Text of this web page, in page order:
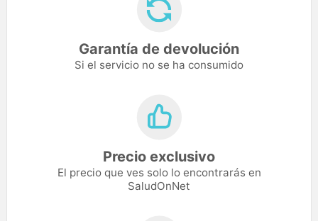
Garantía de devolución
Si el servicio no se ha consumido
Precio exclusivo
El precio que ves solo lo encontrarás en
SaludOnNet